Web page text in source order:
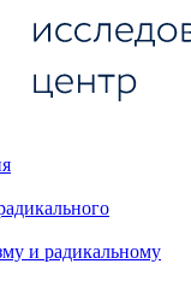
и радикальному